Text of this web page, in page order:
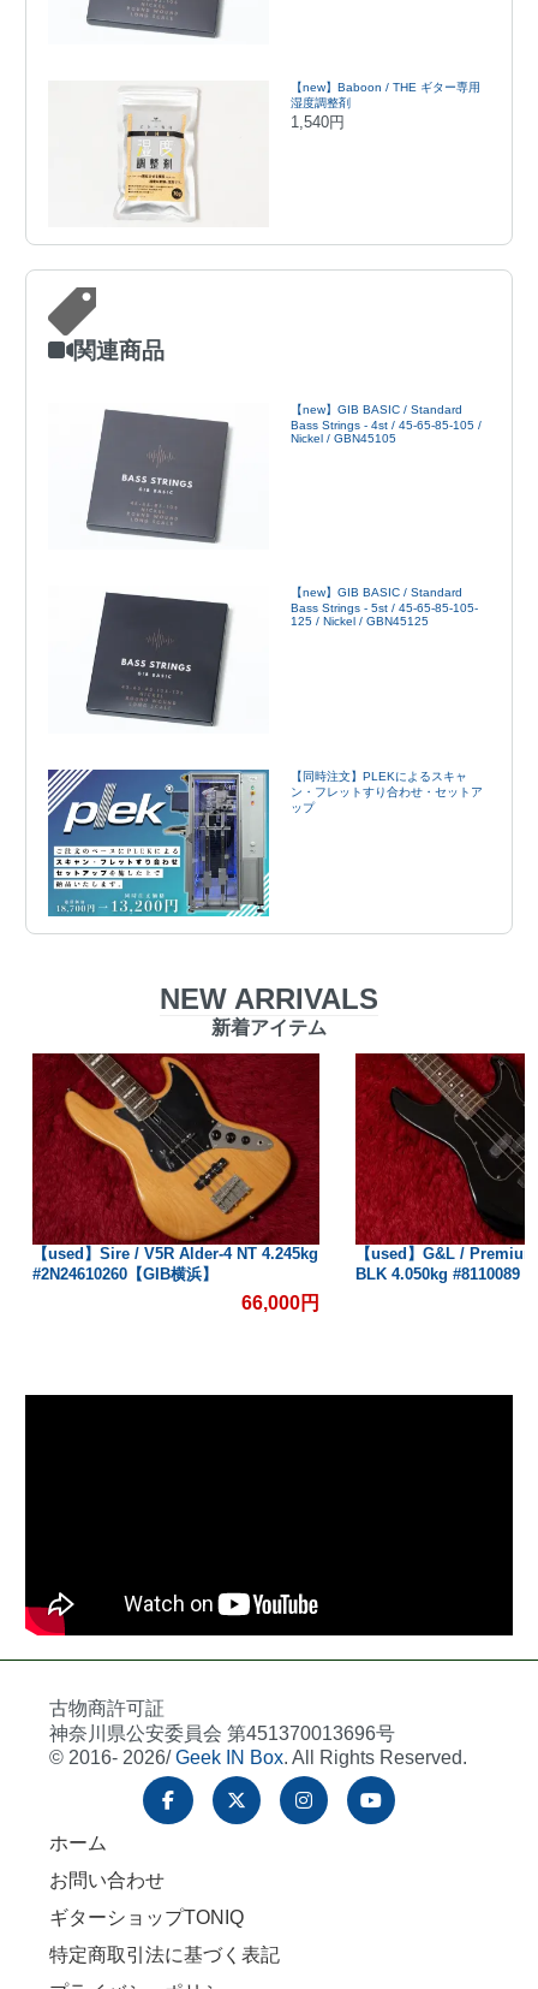
【new】Baboon / THE ギター専用
湿度調整剤
1,540円
関連商品
【new】GIB BASIC / Standard
Bass Strings - 4st / 45-65-85-105 /
Nickel / GBN45105
【new】GIB BASIC / Standard
Bass Strings - 5st / 45-65-85-105-
125 / Nickel / GBN45125
【同時注文】PLEKによるスキャ
ン・フレットすり合わせ・セットア
ップ
NEW ARRIVALS
新着アイテム
/ V5R Alder-4 NT 4.245kg
【GIB横浜】
【used】G&L / Premium Series SB-2
BLK 4.050kg #8110089【GIB横浜】
古物商許可証
神奈川県公安委員会 第451370013696号
© 2016- 2026/Geek IN Box. All Rights Reserved.
ホーム
お問い合わせ
ギターショップTONIQ
特定商取引法に基づく表記